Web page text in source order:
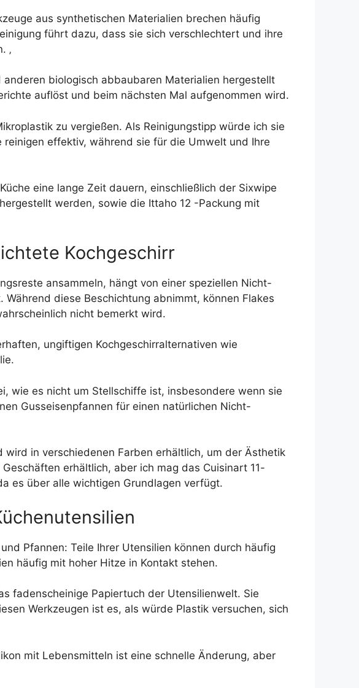
aus synthetischen Materialien brechen häufig
führt dazu, dass sie sich verschlechtert und ihre
‚
biologisch abbaubaren Materialien hergestellt
auflöst und beim nächsten Mal aufgenommen wird.
zu vergießen. Als Reinigungstipp würde ich sie
effektiv, während sie für die Umwelt und Ihre
eine lange Zeit dauern, einschließlich der Sixwipe
werden, sowie die Ittaho 12 -Packung mit
Kochgeschirr
ansammeln, hängt von einer speziellen Nicht-
diese Beschichtung abnimmt, können Flakes
nicht bemerkt wird.
ungiftigen Kochgeschirralternativen wie
wie es nicht um Stellschiffe ist, insbesondere wenn sie
Gusseisenpfannen für einen natürlichen Nicht-
in verschiedenen Farben erhältlich, um der Ästhetik
erhältlich, aber ich mag das Cuisinart 11-
es über alle wichtigen Grundlagen verfügt.
Pfannen: Teile Ihrer Utensilien können durch häufig
häufig mit hoher Hitze in Kontakt stehen.
fadenscheinige Papiertuch der Utensilienwelt. Sie
Werkzeugen ist es, als würde Plastik versuchen, sich
mit Lebensmitteln ist eine schnelle Änderung, aber